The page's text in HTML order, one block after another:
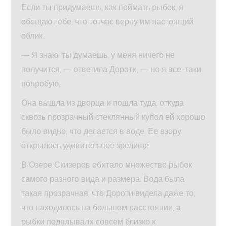
Если ты придумаешь, как поймать рыбок, я
обещаю тебе, что тотчас верну им настоящий
облик.
— Я знаю, ты думаешь, у меня ничего не
получится, — ответила Дороти, — но я все-таки
попробую.
Она вышла из дворца и пошла туда, откуда
сквозь прозрачный стеклянный купол ей хорошо
было видно, что делается в воде. Ее взору
открылось удивительное зрелище.
В Озере Скизеров обитало множество рыбок
самого разного вида и размера. Вода была
такая прозрачная, что Дороти видела даже то,
что находилось на большом расстоянии, а
рыбки подплывали совсем близко к